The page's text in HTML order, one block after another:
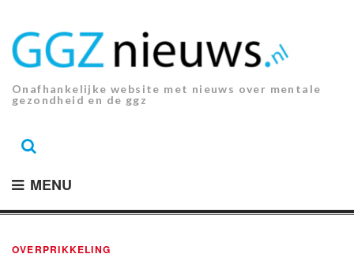
inhoud.
Onafhankelijke website met nieuws over mentale
gezondheid en de ggz
MENU
OVERPRIKKELING